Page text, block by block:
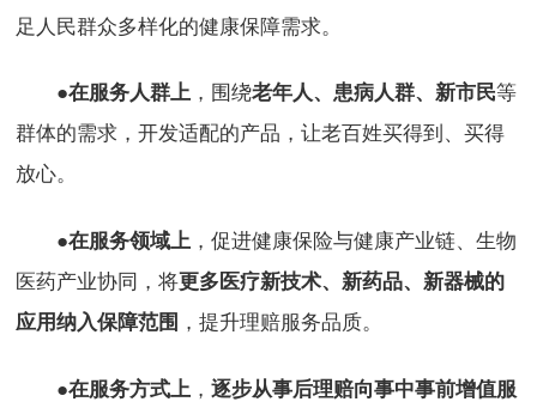
足人民群众多样化的健康保障需求。
●在服务人群上，围绕老年人、患病人群、新市民等
群体的需求，开发适配的产品，让老百姓买得到、买得
放心。
●在服务领域上，促进健康保险与健康产业链、生物
医药产业协同，将更多医疗新技术、新药品、新器械的
应用纳入保障范围 ，提升理赔服务品质。
●在服务方式上 ， 逐步从事后理赔向事中事前增值服